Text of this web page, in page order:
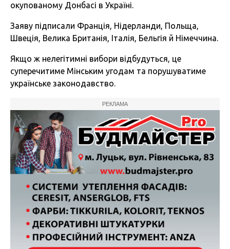
окупованому Донбасі в Україні.
Заяву підписали Франція, Нідерланди, Польща,
Швеція, Велика Британія, Італія, Бельгія й Німеччина.
Якщо ж нелегітимні вибори відбудуться, це
суперечитиме Мінським угодам та порушуватиме
українське законодавство.
РЕКЛАМА